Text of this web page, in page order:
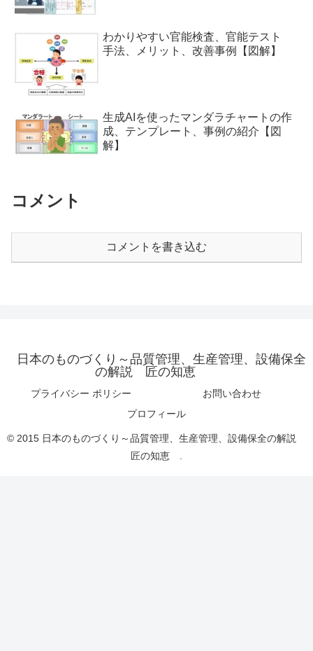
わかりやすい官能検査、官能テスト
手法、メリット、改善事例【図解】
生成AIを使ったマンダラチャートの作
成、テンプレート、事例の紹介【図
解】
コメント
コメントを書き込む
日本のものづくり～品質管理、生産管理、設備保全
の解説 匠の知恵
プライバシー ポリシー
お問い合わせ
プロフィール
© 2015 日本のものづくり～品質管理、生産管理、設備保全の解説
匠の知恵 .